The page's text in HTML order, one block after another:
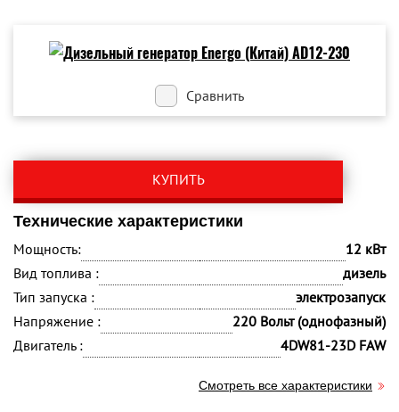
Сравнить
КУПИТЬ
Технические характеристики
Мощность:
12 кВт
Вид топлива :
дизель
Тип запуска :
электрозапуск
Напряжение :
220 Вольт (однофазный)
Двигатель :
4DW81-23D FAW
Смотреть все характеристики